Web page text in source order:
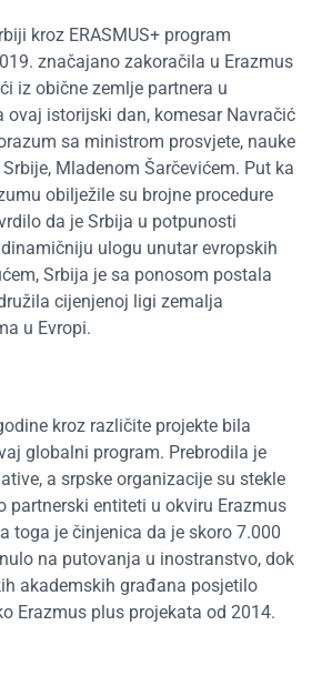
kroz ERASMUS+ program
značajano zakoračila u Erazmus
iz obične zemlje partnera u
ovaj istorijski dan, komesar Navračić
sa ministrom prosvjete, nauke
Mladenom Šarčevićem. Put ka
obilježile su brojne procedure
da je Srbija u potpunosti
ulogu unutar evropskih
Srbija je sa ponosom postala
cijenjenoj ligi zemalja
u Evropi.
kroz različite projekte bila
globalni program. Prebrodila je
a srpske organizacije su stekle
partnerski entiteti u okviru Erazmus
toga je činjenica da je skoro 7.000
na putovanja u inostranstvo, dok
akademskih građana posjetilo
Erazmus plus projekata od 2014.